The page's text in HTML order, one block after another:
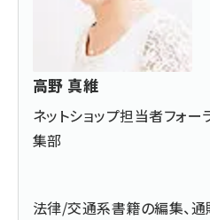
高野 真維
ネットショップ担当者フォ
集部
法律/交通系書籍の編集、